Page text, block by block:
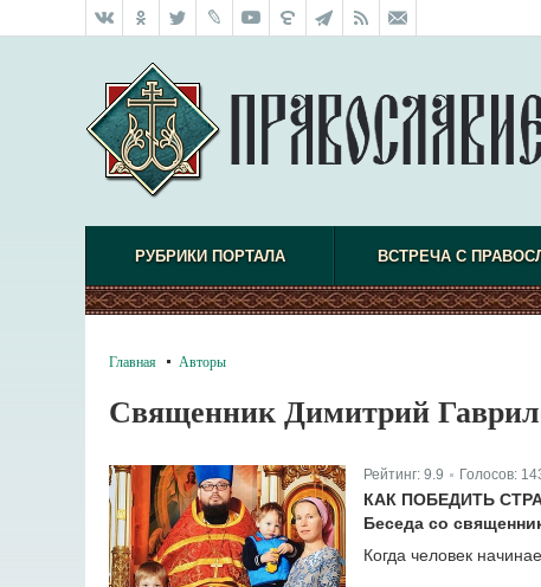
РУБРИКИ ПОРТАЛА ВСТРЕЧА С
Главная Авторы
Священник Димитрий
Рейтинг: 9.9 Голосов:
КАК ПОБЕДИТЬ
Беседа со
Когда человек